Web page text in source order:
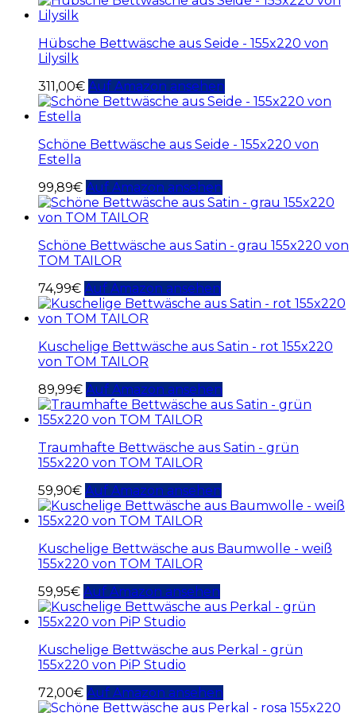
Hübsche Bettwäsche aus Seide - 155x220 von
Lilysilk
311,00€ Auf Amazon ansehen
Schöne Bettwäsche aus Seide - 155x220 von
Estella
99,89€ Auf Amazon ansehen
Schöne Bettwäsche aus Satin - grau 155x220 von
TOM TAILOR
74,99€ Auf Amazon ansehen
Kuschelige Bettwäsche aus Satin - rot 155x220
von TOM TAILOR
89,99€ Auf Amazon ansehen
Traumhafte Bettwäsche aus Satin - grün
155x220 von TOM TAILOR
59,90€ Auf Amazon ansehen
Kuschelige Bettwäsche aus Baumwolle - weiß
155x220 von TOM TAILOR
59,95€ Auf Amazon ansehen
Kuschelige Bettwäsche aus Perkal - grün
155x220 von PiP Studio
72,00€ Auf Amazon ansehen